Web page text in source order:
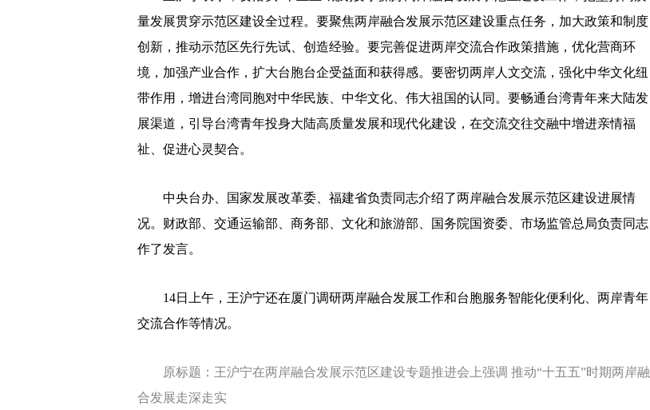
量发展贯穿示范区建设全过程。要聚焦两岸融合发展示范区建设重点任务，加大政策和制度
创新，推动示范区先行先试、创造经验。要完善促进两岸交流合作政策措施，优化营商环
境，加强产业合作，扩大台胞台企受益面和获得感。要密切两岸人文交流，强化中华文化纽
带作用，增进台湾同胞对中华民族、中华文化、伟大祖国的认同。要畅通台湾青年来大陆发
展渠道，引导台湾青年投身大陆高质量发展和现代化建设，在交流交往交融中增进亲情福
祉、促进心灵契合。
中央台办、国家发展改革委、福建省负责同志介绍了两岸融合发展示范区建设进展情
况。财政部、交通运输部、商务部、文化和旅游部、国务院国资委、市场监管总局负责同志
作了发言。
14日上午，王沪宁还在厦门调研两岸融合发展工作和台胞服务智能化便利化、两岸青年
交流合作等情况。
原标题：王沪宁在两岸融合发展示范区建设专题推进会上强调 推动“十五五”时期两岸融
合发展走深走实